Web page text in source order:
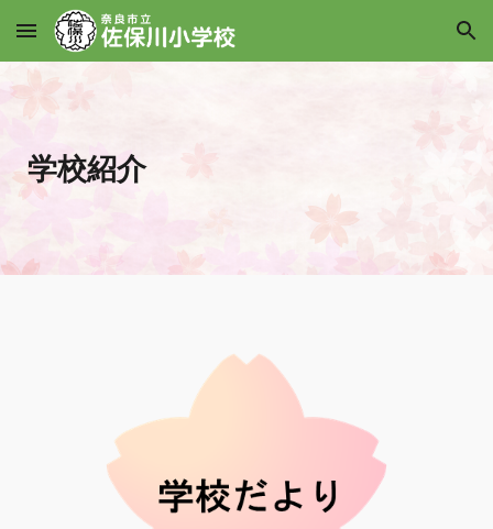
Skip to main content Skip to navigation
学校紹介